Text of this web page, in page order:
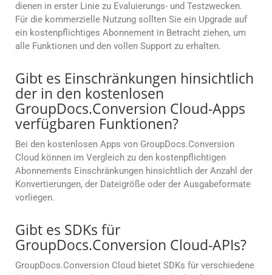
dienen in erster Linie zu Evaluierungs- und Testzwecken.
Für die kommerzielle Nutzung sollten Sie ein Upgrade auf
ein kostenpflichtiges Abonnement in Betracht ziehen, um
alle Funktionen und den vollen Support zu erhalten.
Gibt es Einschränkungen hinsichtlich
der in den kostenlosen
GroupDocs.Conversion Cloud-Apps
verfügbaren Funktionen?
Bei den kostenlosen Apps von GroupDocs.Conversion
Cloud können im Vergleich zu den kostenpflichtigen
Abonnements Einschränkungen hinsichtlich der Anzahl der
Konvertierungen, der Dateigröße oder der Ausgabeformate
vorliegen.
Gibt es SDKs für
GroupDocs.Conversion Cloud-APIs?
GroupDocs.Conversion Cloud bietet SDKs für verschiedene